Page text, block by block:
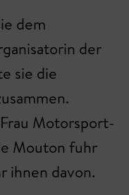
dem
der
sie die
Motorsport-
Mouton fuhr
ihnen davon.